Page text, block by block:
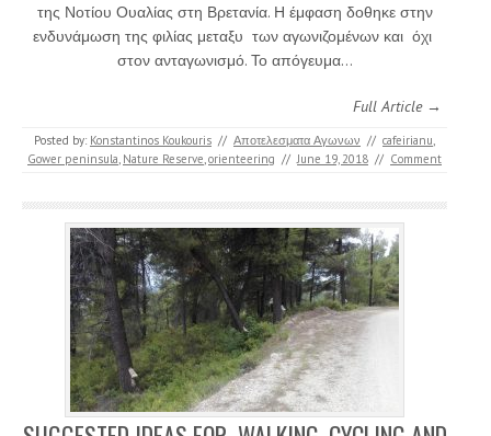
της Νοτίου Ουαλίας στη Βρετανία. Η έμφαση δοθηκε στην
ενδυνάμωση της φιλίας μεταξυ των αγωνιζομένων και όχι
στον ανταγωνισμό. Το απόγευμα…
Full Article →
Posted by: Konstantinos Koukouris // Αποτελεσματα Αγωνων // cafeirianu,
Gower peninsula, Nature Reserve,orienteering // June 19, 2018 // Comment